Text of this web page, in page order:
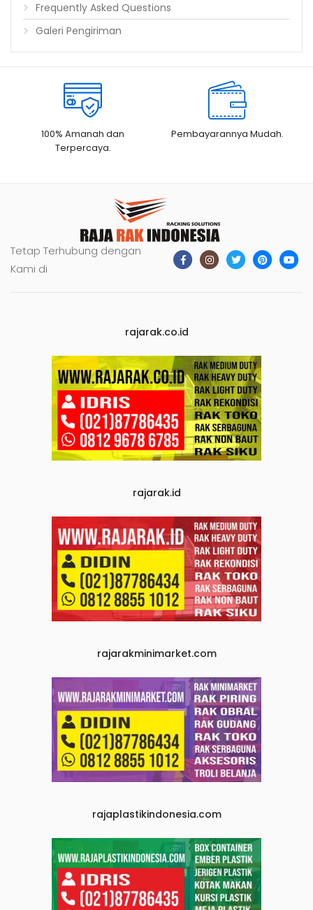
Frequently Asked Questions
Galeri Pengiriman
100% Amanah dan
Terpercaya.
Pembayarannya Mudah.
Tetap Terhubung dengan
Kami di
rajarak.co.id
rajarak.id
rajarakminimarket.com
rajaplastikindonesia.com